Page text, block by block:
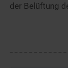
der Belüftung